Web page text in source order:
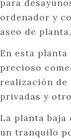
para
ordenador y
aseo de planta.
En esta
precioso
realización de
privadas y
La planta baja
un tranquilo